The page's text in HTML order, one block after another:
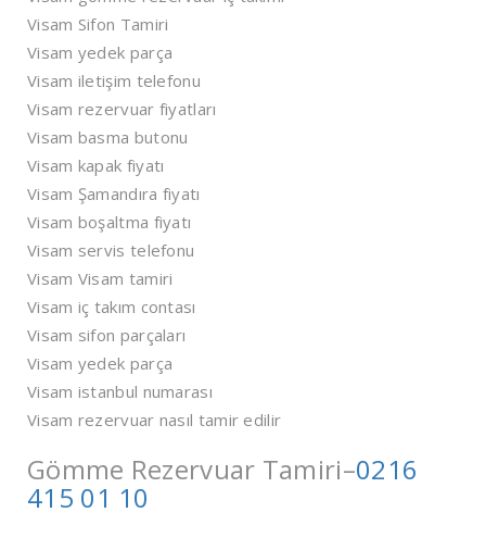
Visam Sifon Tamiri
Visam yedek parça
Visam iletişim telefonu
Visam rezervuar fiyatları
Visam basma butonu
Visam kapak fiyatı
Visam Şamandıra fiyatı
Visam boşaltma fiyatı
Visam servis telefonu
Visam Visam tamiri
Visam iç takım contası
Visam sifon parçaları
Visam yedek parça
Visam istanbul numarası
Visam rezervuar nasıl tamir edilir
Gömme Rezervuar Tamiri–0216
415 01 10